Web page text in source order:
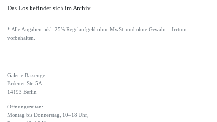
Das Los befindet sich im Archiv.
* Alle Angaben inkl. 25% Regelaufgeld ohne MwSt. und ohne Gewähr – Irrtum
vorbehalten.
Galerie Bassenge
Erdener Str. 5A
14193 Berlin
Öffnungszeiten:
Montag bis Donnerstag, 10–18 Uhr,